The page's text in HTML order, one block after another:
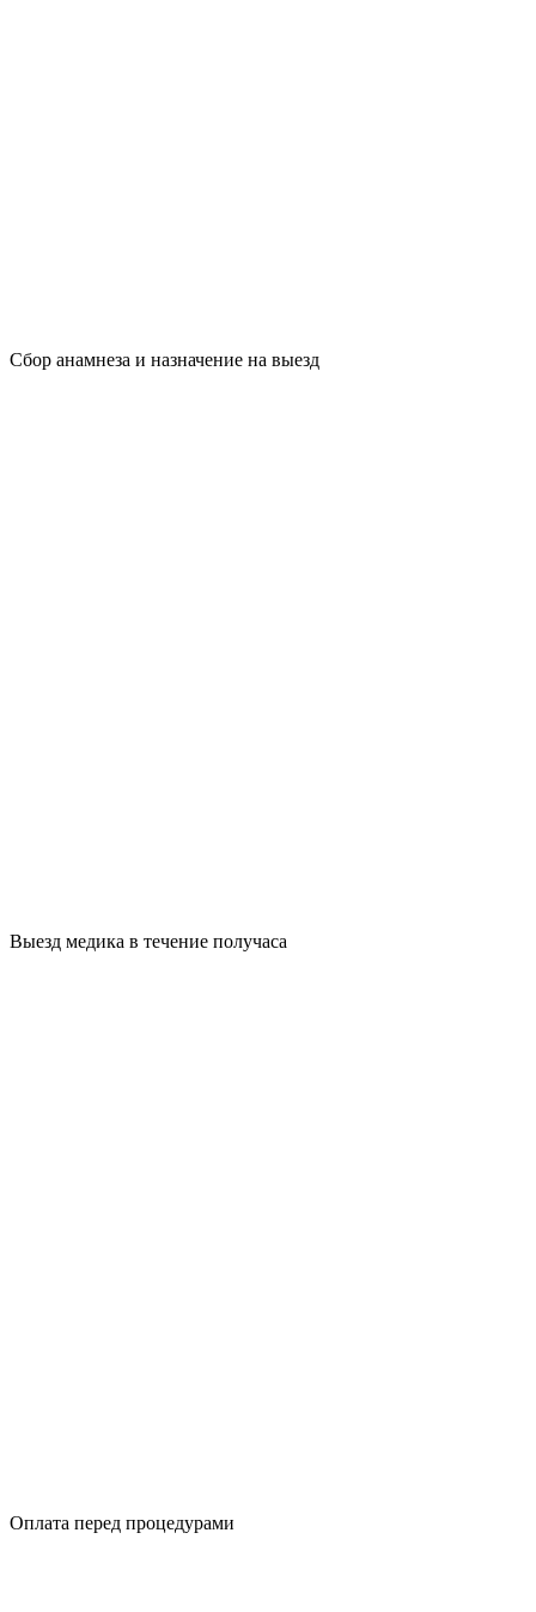
Сбор анамнеза и назначение на выезд
Выезд медика в течение получаса
Оплата перед процедурами